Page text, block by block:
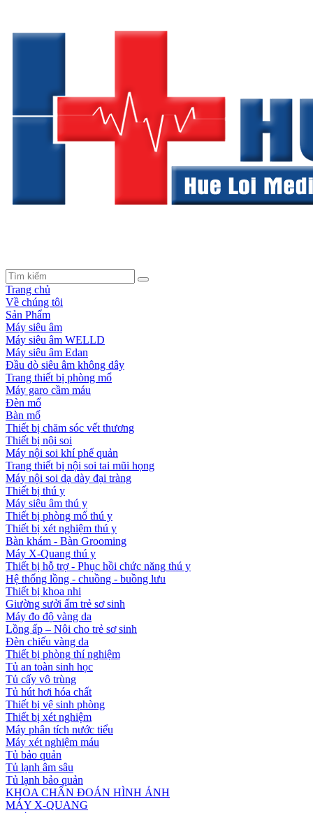
Trang chủ
Về chúng tôi
Sản Phẩm
Máy siêu âm
Máy siêu âm WELLD
Máy siêu âm Edan
Đầu dò siêu âm không dây
Trang thiết bị phòng mổ
Máy garo cầm máu
Đèn mổ
Bàn mổ
Thiết bị chăm sóc vết thương
Thiết bị nội soi
Máy nội soi khí phế quản
Trang thiết bị nội soi tai mũi họng
Máy nội soi dạ dày đại tràng
Thiết bị thú y
Máy siêu âm thú y
Thiết bị phòng mổ thú y
Thiết bị xét nghiệm thú y
Bàn khám - Bàn Grooming
Máy X-Quang thú y
Thiết bị hỗ trợ - Phục hồi chức năng thú y
Hệ thống lồng - chuồng - buồng lưu
Thiết bị khoa nhi
Giường sưởi ấm trẻ sơ sinh
Máy đo độ vàng da
Lồng ấp – Nôi cho trẻ sơ sinh
Đèn chiếu vàng da
Thiết bị phòng thí nghiệm
Tủ an toàn sinh học
Tủ cấy vô trùng
Tủ hút hơi hóa chất
Thiết bị vệ sinh phòng
Thiết bị xét nghiệm
Máy phân tích nước tiểu
Máy xét nghiệm máu
Tủ bảo quản
Tủ lạnh âm sâu
Tủ lạnh bảo quản
KHOA CHẨN ĐOÁN HÌNH ẢNH
MÁY X-QUANG